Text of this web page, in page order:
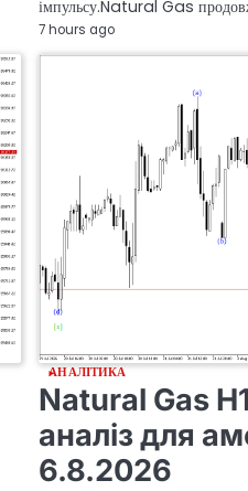
імпульсу.Natural Gas
7 hours ago
АНАЛІТИКА
Natural Gas
аналіз для
6.8.2026